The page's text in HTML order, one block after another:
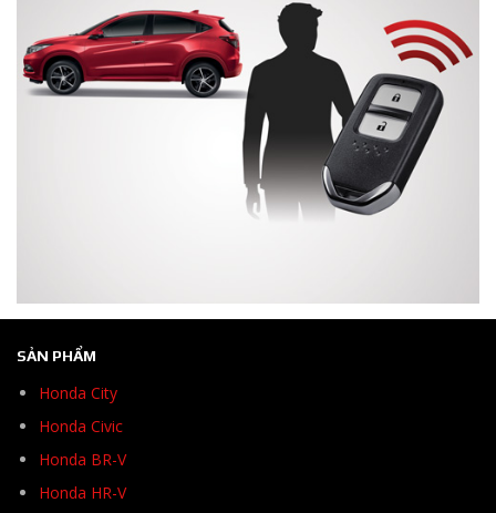
SẢN PHẨM
Honda City
Honda Civic
Honda BR-V
Honda HR-V